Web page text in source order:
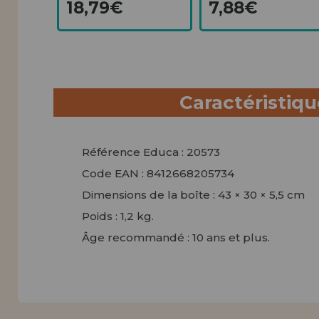
18,79€ 7,88€
Référence Educa : 20573
Code EAN : 8412668205734
Dimensions de la boîte : 43 × 30 × 5,5 cm
Poids : 1,2 kg.
Âge recommandé : 10 ans et plus.